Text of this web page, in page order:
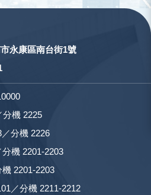
永康區南台街1號
分機 2225
／分機 2226
分機 2201-2203
機 2201-2203
／分機 2211-2212